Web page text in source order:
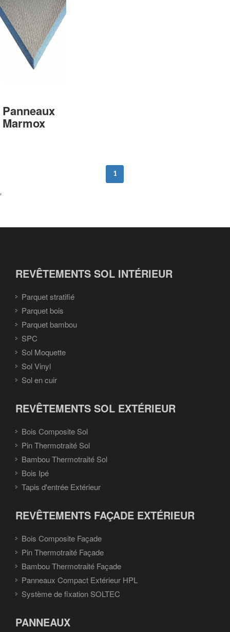
Panneaux
Marmox
1
'
REVÊTEMENTS SOL INTÉRIEUR
Parquet stratifié
Parquet bois
Parquet bambou
SPC
Sol Moquette
Sol Vinyl
Sol en cuir
REVÊTEMENTS SOL EXTÉRIEUR
Bois Composite Sol
Pin Thermotraité Sol
Bambou Thermotraité Sol
Bois Ipé
Tapis d'entrée Extérieur
REVÊTEMENTS FAÇADE EXTÉRIEUR
Bois Composite Façade
Pin Thermotraité Façade
Bambou Thermotraité Façade
Panneaux Compact Extérieur HPL
Système de fixation SOLTEC
PANNEAUX